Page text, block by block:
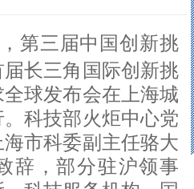
第三届中国创新挑
长三角国际创新挑
球发布会在上海城
科技部火炬中心党
市科委副主任骆大
辞，部分驻沪领事